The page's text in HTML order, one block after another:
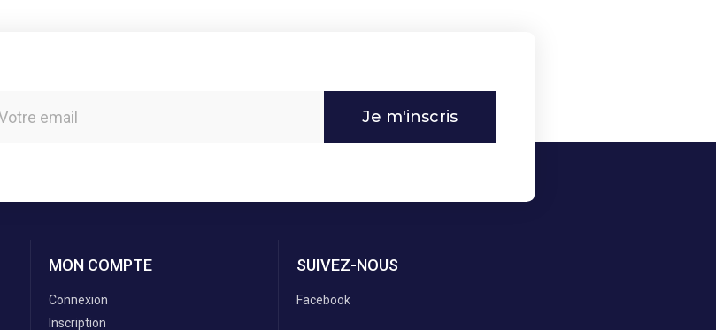
Je m'inscris
MON COMPTE
Connexion
Inscription
SUIVEZ-NOUS
Facebook